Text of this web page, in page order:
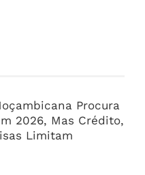
Procura
2026, Mas Crédito,
Limitam